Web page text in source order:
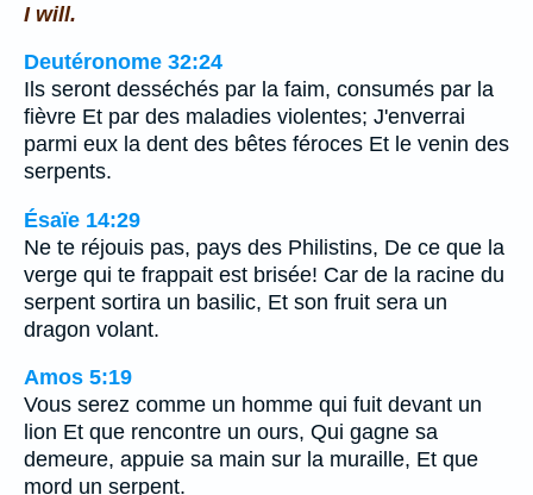
I will.
Deutéronome 32:24
Ils seront desséchés par la faim, consumés par la
fièvre Et par des maladies violentes; J'enverrai
parmi eux la dent des bêtes féroces Et le venin des
serpents.
Ésaïe 14:29
Ne te réjouis pas, pays des Philistins, De ce que la
verge qui te frappait est brisée! Car de la racine du
serpent sortira un basilic, Et son fruit sera un
dragon volant.
Amos 5:19
Vous serez comme un homme qui fuit devant un
lion Et que rencontre un ours, Qui gagne sa
demeure, appuie sa main sur la muraille, Et que
mord un serpent.